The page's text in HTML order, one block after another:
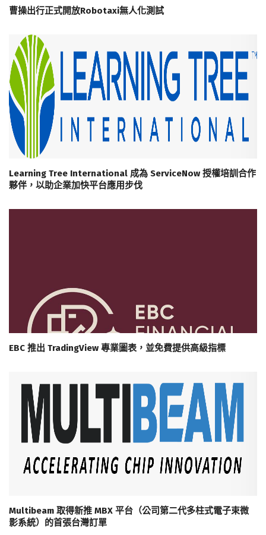
曹操出行正式開放Robotaxi無人化測試
Learning Tree International 成為 ServiceNow 授權培訓合作
夥伴，以助企業加快平台應用步伐
EBC 推出 TradingView 專業圖表，並免費提供高級指標
Multibeam 取得新推 MBX 平台（公司第二代多柱式電子束微
影系統）的首張台灣訂單